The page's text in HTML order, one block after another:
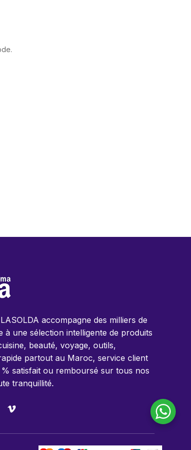
accompagne des milliers de
à une sélection intelligente de produits
beauté, voyage, outils,
partout au Maroc, service client
satisfait ou remboursé sur tous nos
tranquillité.